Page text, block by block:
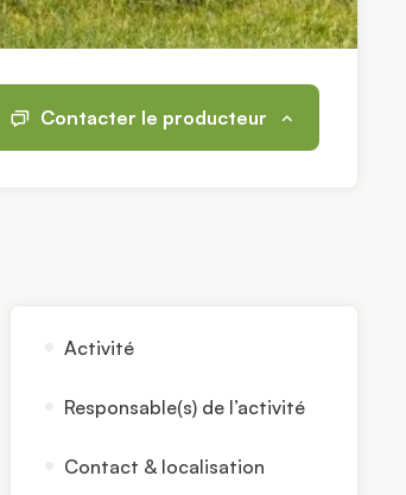
Contacter le producteur
Activité
Responsable(s) de l’activité
Contact & localisation